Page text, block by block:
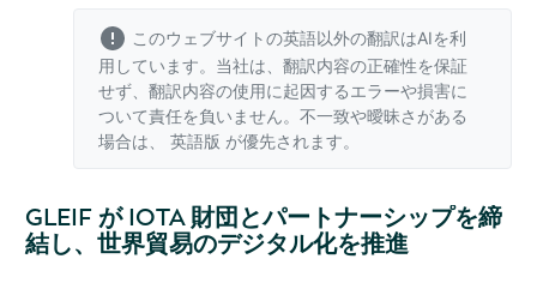
このウェブサイトの英語以外の翻訳はAIを利
用しています。当社は、翻訳内容の正確性を保証
せず、翻訳内容の使用に起因するエラーや損害に
ついて責任を負いません。不一致や曖昧さがある
場合は、 英語版 が優先されます。
GLEIF が IOTA 財団とパートナーシップを締
結し、世界貿易のデジタル化を推進